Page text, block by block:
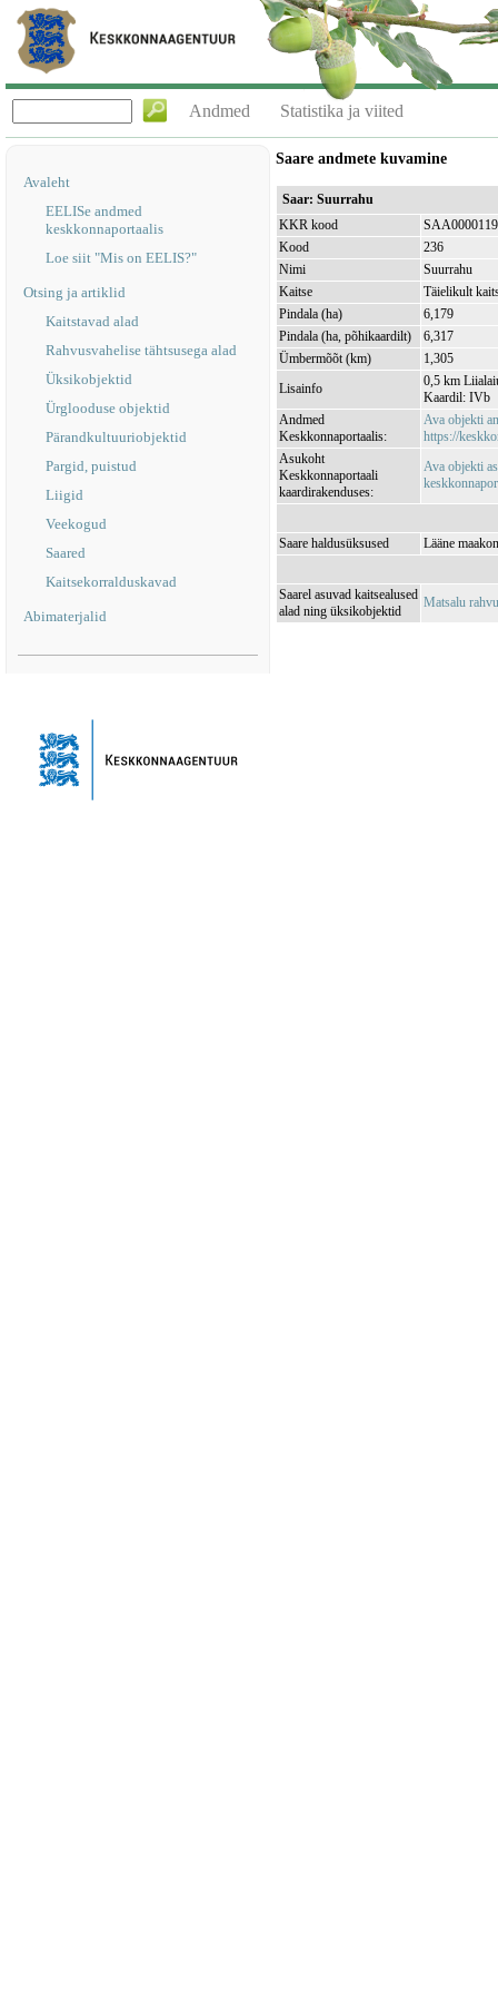
Andmed Statistika ja viited
Avaleht
EELISe andmed
keskkonnaportaalis
Loe siit "Mis on EELIS?"
Otsing ja artiklid
Kaitstavad alad
Rahvusvahelise tähtsusega alad
Üksikobjektid
Ürglooduse objektid
Pärandkultuuriobjektid
Pargid, puistud
Liigid
Veekogud
Saared
Kaitsekorralduskavad
Abimaterjalid
Saare andmete kuvamine
Saar: Suurrahu
KKR kood
SAA0000119
Kood
236
Nimi
Suurrahu
Kaitse
Täielikult
Pindala (ha)
6,179
Pindala (ha, põhikaardilt)
6,317
Ümbermõõt (km)
1,305
Lisainfo
0,5 km
Kaardil: IVb
Andmed
Keskkonnaportaalis:
Ava objekti
https://
Asukoht
Keskkonnaportaali
kaardirakenduses:
Ava objekti
Saare haldusüksused Lääne
Saarel asuvad kaitsealused
alad ning üksikobjektid
Matsalu